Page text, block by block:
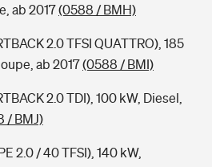
ab 2017(0588 / BMH)
2.0 TFSI QUATTRO), 185
ab 2017(0588 / BMI)
2.0 TDI), 100 kW, Diesel,
/ BMJ)
2.0 / 40 TFSI), 140 kW,